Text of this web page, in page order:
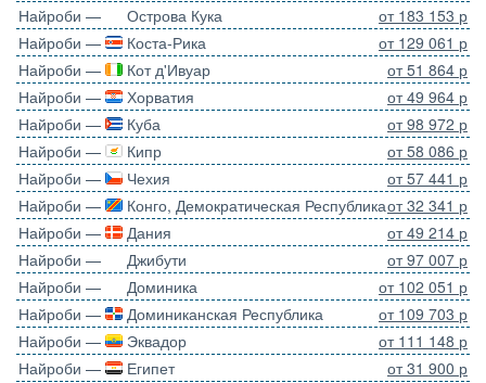
Найроби —
Острова Кука
от 183 153 р
Найроби —
Коста-Рика
от 129 061 р
Найроби —
Кот д'Ивуар
от 51 864 р
Найроби —
Хорватия
от 49 964 р
Найроби —
Куба
от 98 972 р
Найроби —
Кипр
от 58 086 р
Найроби —
Чехия
от 57 441 р
Найроби —
Конго, Демократическая Республикаот 32 341 р
Найроби —
Дания
от 49 214 р
Найроби —
Джибути
от 97 007 р
Найроби —
Доминика
от 102 051 р
Найроби —
Доминиканская Республика
от 109 703 р
Найроби —
Эквадор
от 111 148 р
Найроби —
Египет
от 31 900 р